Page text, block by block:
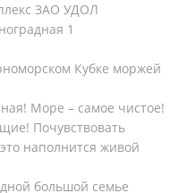
ЗАО УДОЛ
1
Кубке моржей
Море – самое чистое!
Почувствовать
наполнится живой
большой семье